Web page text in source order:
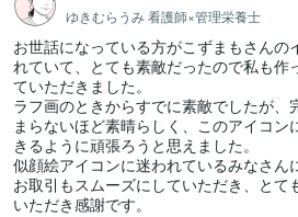
ゆきむらうみ 看護師×管理栄養士
お世話になっている方がこずまもさんの
れていて、とても素敵だったので私も作
ていただきました。
ラフ画のときからすでに素敵でしたが、
まらないほど素晴らしく、このアイコン
きるように頑張ろうと思えました。
似顔絵アイコンに迷われているみなさん
お取引もスムーズにしていただき、とて
いただき感謝です。